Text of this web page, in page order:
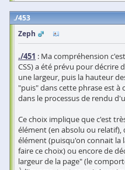
453
Zeph
./451 : Ma compréhension
CSS) a été prévu pour décrire
une largeur, puis la hauteur
"puis" dans cette phrase est
dans le processus de rendu
Ce choix implique que c'est
élément (en absolu ou
élément (puisqu'on connait la
faire ce choix) ou encore de
largeur de la page" (le